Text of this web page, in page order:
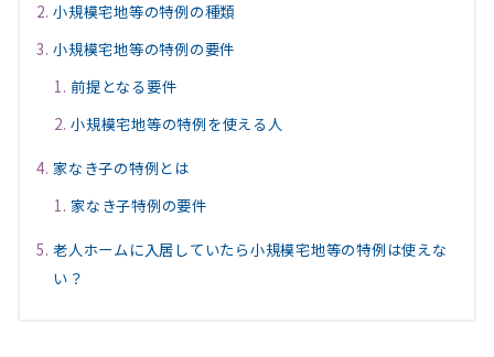
小規模宅地等の特例の種類
小規模宅地等の特例の要件
前提となる要件
小規模宅地等の特例を使える人
家なき子の特例とは
家なき子特例の要件
老人ホームに入居していたら小規模宅地等の特例は使えな
い？